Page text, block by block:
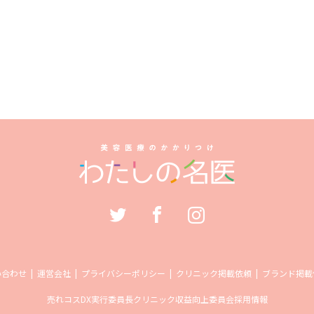
わせ 運営会社 プライバシーポリシー クリニック掲載依頼 ブランド掲
売れコスDX実行委員長クリニック収益向上委員会採用情報